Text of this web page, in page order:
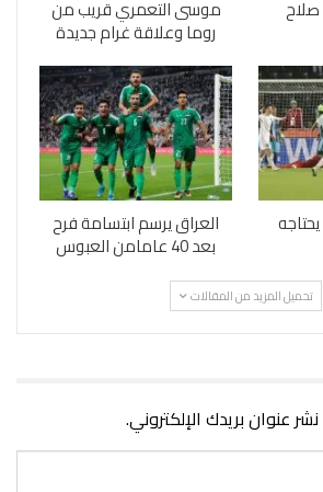
موسى التعمري قريب من
روما وعلاقة غرام جديدة
العراق يرسم ابتسامة فرح
بعد 40 عامامن العبوس
تحميل المزيد من المقالات
عنوان بريدك الإلكتروني.